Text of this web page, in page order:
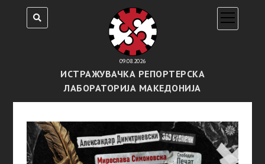
09.08.2026
ИСТРАЖУВАЧКА РЕПОРТЕРСКА
ЛАБОРАТОРИЈА МАКЕДОНИЈА
open
menu